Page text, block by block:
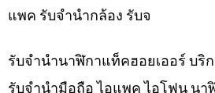
แพค รับจำนำกล้อง รับจ
รับจำนำนาฬิกาแท็คฮอยเออร์ บริ
รับจำนำมือถือ ไอแพค ไอโฟน นา